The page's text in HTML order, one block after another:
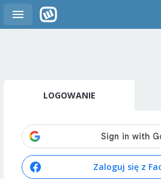
LOGOWANIE
Zaloguj się z